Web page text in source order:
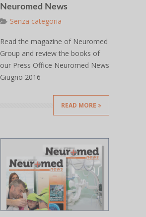
Neuromed News
Senza categoria
Read the magazine of Neuromed
Group and review the books of
our Press Office Neuromed News
Giugno 2016
READ MORE